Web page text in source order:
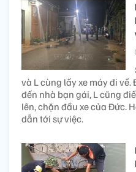
và L cùng lấy xe máy đi
đến nhà bạn gái, L cũng
lên, chặn đầu xe của Đức.
dẫn tới sự việc.